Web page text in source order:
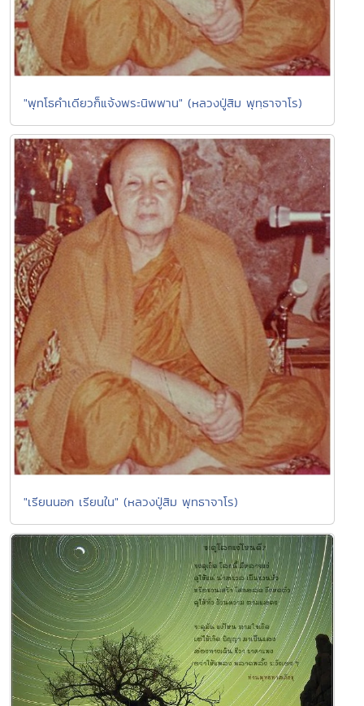
"พุทโธคำเดียวก็แจ้งพระนิพพาน" (หลวงปู่สิม พุทฺธาจาโร)
"เรียนนอก เรียนใน" (หลวงปู่สิม พุทธาจาโร)